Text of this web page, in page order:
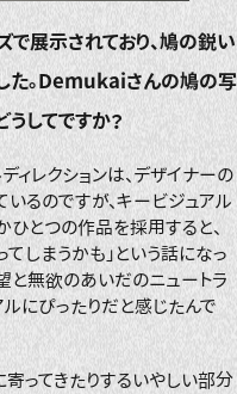
展示されており、鳩の鋭い
た。Demukaiさんの鳩の写
してですか？
ィレクションは、デザイナーの
るのですが、キービジュアル
ひとつの作品を採用すると、
しまうかも」という話になっ
と無欲のあいだのニュートラ
にぴったりだと感じたんで
ってきたりするいやしい部分